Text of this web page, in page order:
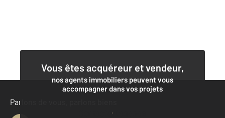
Vous êtes acquéreur et vendeur,
nos agents immobiliers peuvent vous
accompagner dans vos projets
Contacter l'agence
Parlons de vous, parlons biens